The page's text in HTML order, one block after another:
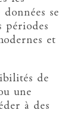
se
périodes
et
de
une
à des